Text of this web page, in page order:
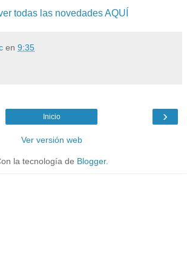
todas las novedades AQUÍ
en 9:35
›
Inicio
Ver versión web
la tecnología de Blogger.